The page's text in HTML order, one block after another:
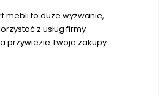
mebli to duże wyzwanie,
z usług firmy
przywiezie Twoje zakupy.